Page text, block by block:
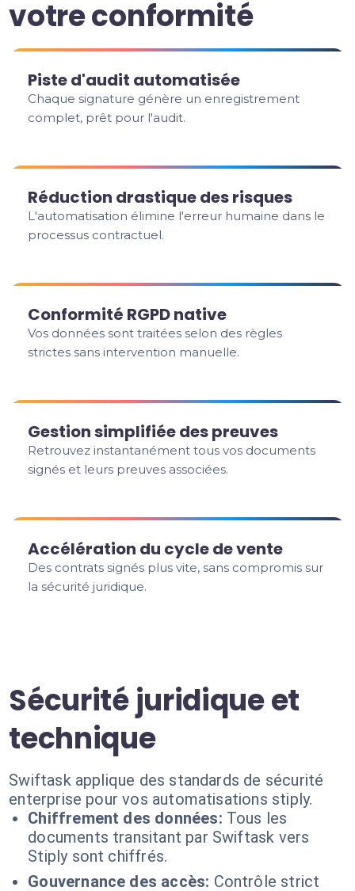
votre conformité
Piste d'audit automatisée
Chaque signature génère un enregistrement
complet, prêt pour l'audit.
Réduction drastique des risques
L'automatisation élimine l'erreur humaine dans le
processus contractuel.
Conformité RGPD native
Vos données sont traitées selon des règles
strictes sans intervention manuelle.
Gestion simplifiée des preuves
Retrouvez instantanément tous vos documents
signés et leurs preuves associées.
Accélération du cycle de vente
Des contrats signés plus vite, sans compromis sur
la sécurité juridique.
Sécurité juridique et
technique
Swiftask applique des standards de sécurité
enterprise pour vos automatisations stiply.
Chiffrement des données: Tous les
documents transitant par Swiftask vers
Stiply sont chiffrés.
Gouvernance des accès: Contrôle strict